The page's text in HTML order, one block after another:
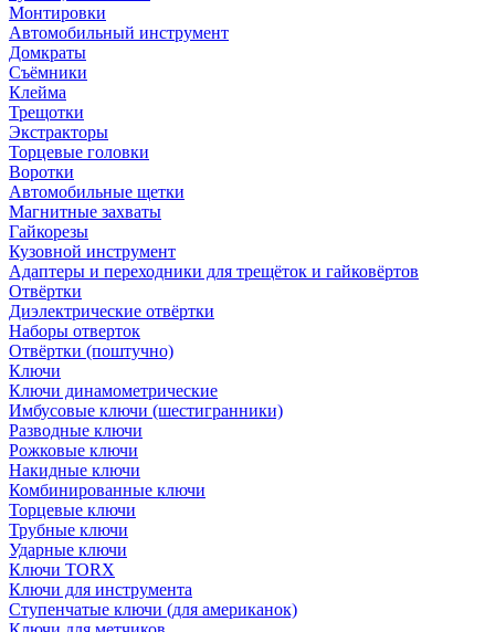
Монтировки
Автомобильный инструмент
Домкраты
Съёмники
Клейма
Трещотки
Экстракторы
Торцевые головки
Воротки
Автомобильные щетки
Магнитные захваты
Гайкорезы
Кузовной инструмент
Адаптеры и переходники для трещёток и гайковёртов
Отвёртки
Диэлектрические отвёртки
Наборы отверток
Отвёртки (поштучно)
Ключи
Ключи динамометрические
Имбусовые ключи (шестигранники)
Разводные ключи
Рожковые ключи
Накидные ключи
Комбинированные ключи
Торцевые ключи
Трубные ключи
Ударные ключи
Ключи TORX
Ключи для инструмента
Ступенчатые ключи (для американок)